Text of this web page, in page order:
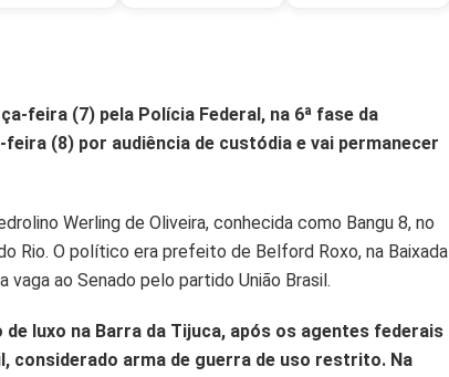
feira (7) pela Polícia Federal, na 6ª fase da
(8) por audiência de custódia e vai permanecer
Werling de Oliveira, conhecida como Bangu 8, no
Rio. O político era prefeito de Belford Roxo, na Baixada
vaga ao Senado pelo partido União Brasil.
luxo na Barra da Tijuca, após os agentes federais
considerado arma de guerra de uso restrito. Na